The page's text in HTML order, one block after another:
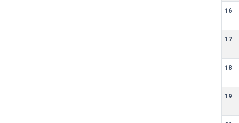
16
17
18
19